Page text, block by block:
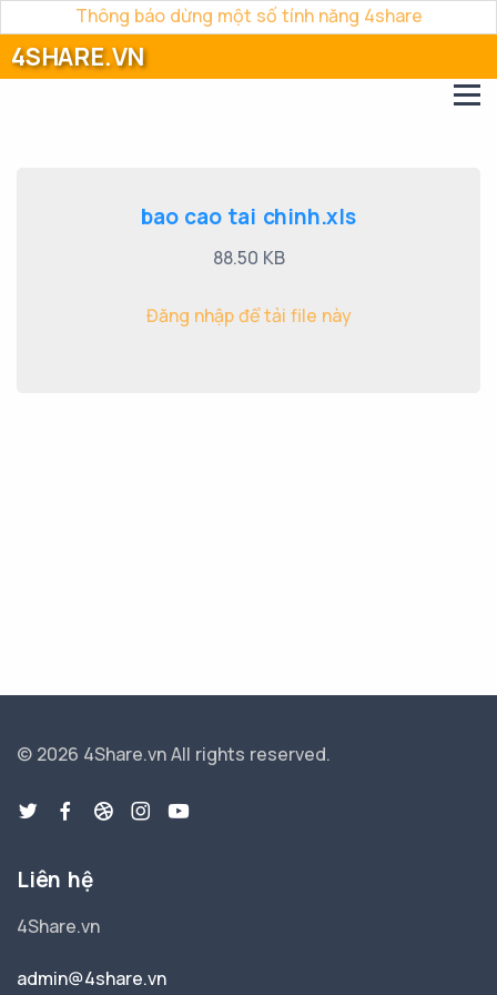
Thông báo dừng một số tính năng 4share
4SHARE.VN
bao cao tai chinh.xls
88.50 KB
Đăng nhập để tải file này
© 2026 4Share.vnAll rights reserved.
Liên hệ
4Share.vn
admin@4share.vn